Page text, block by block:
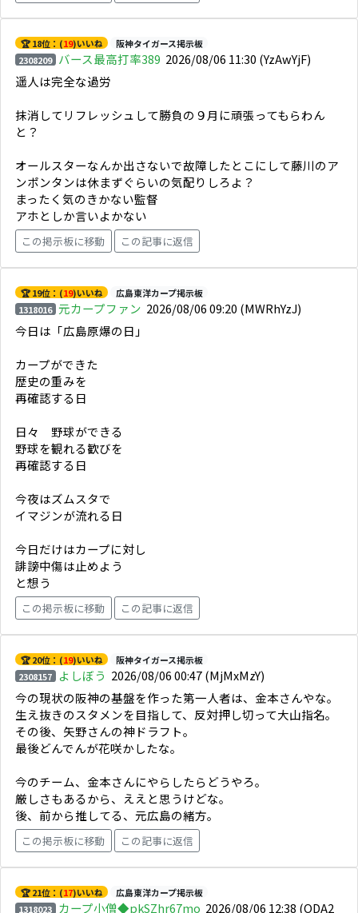
🏆 18位：(19)いいね
阪神タイガース掲示板
2308209 バース最高打率389 2026/08/06 11:30 (YzAwYjF)
遥人は完全な過労
抹消してリフレッシュして勝負の９月に頑張ってもらわん
と？
オールスターなんか出さないで故障したとこにして藤川のア
ンポンタンは休まずぐらいの気配りしろよ？
まったく気のきかない監督
アホとしか言いよかない
この掲示板に移動 この記事に返信
🏆 19位：(19)いいね
広島東洋カープ掲示板
1318016 元カープファン 2026/08/06 09:20 (MWRhYzJ)
今日は「広島原爆の日」
カープができた
歴史の重みを
再確認する日
日々 野球ができる
野球を観れる歓びを
再確認する日
今夜はズムスタで
イマジンが流れる日
今日だけはカープに対し
誹謗中傷は止めよう
と想う
この掲示板に移動 この記事に返信
🏆 20位：(19)いいね
阪神タイガース掲示板
2308157 よしぼう 2026/08/06 00:47(MjMxMzY)
今の現状の阪神の基盤を作った第一人者は、金本さんやな。
生え抜きのスタメンを目指して、反対押し切って大山指名。
その後、矢野さんの神ドラフト。
最後どんでんが花咲かしたな。
今のチーム、金本さんにやらしたらどうやろ。
厳しさもあるから、ええと思うけどな。
後、前から推してる、元広島の緒方。
この掲示板に移動 この記事に返信
🏆 21位：(17)いいね
広島東洋カープ掲示板
1318023 カープ小僧◆pkSZhr67mo 2026/08/06 12:38 (ODA2